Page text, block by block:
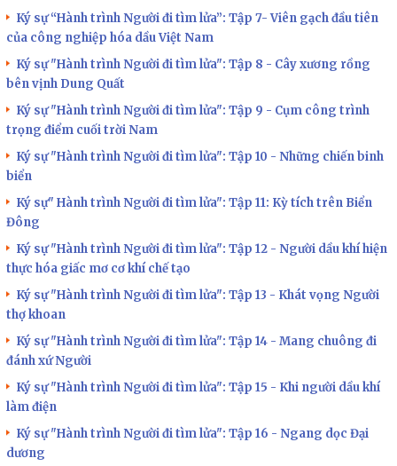
Ký sự “Hành trình Người đi tìm lửa”: Tập 7- Viên gạch đầu tiên
của công nghiệp hóa dầu Việt Nam
Ký sự "Hành trình Người đi tìm lửa": Tập 8 - Cây xương rồng
bên vịnh Dung Quất
Ký sự "Hành trình Người đi tìm lửa": Tập 9 - Cụm công trình
trọng điểm cuối trời Nam
Ký sự "Hành trình Người đi tìm lửa": Tập 10 - Những chiến binh
biển
Ký sự" Hành trình Người đi tìm lửa": Tập 11: Kỳ tích trên Biển
Đông
Ký sự "Hành trình Người đi tìm lửa": Tập 12 - Người dầu khí hiện
thực hóa giấc mơ cơ khí chế tạo
Ký sự "Hành trình Người đi tìm lửa": Tập 13 - Khát vọng Người
thợ khoan
Ký sự "Hành trình Người đi tìm lửa": Tập 14 - Mang chuông đi
đánh xứ Người
Ký sự "Hành trình Người đi tìm lửa": Tập 15 - Khi người dầu khí
làm điện
Ký sự "Hành trình Người đi tìm lửa": Tập 16 - Ngang dọc Đại
dương